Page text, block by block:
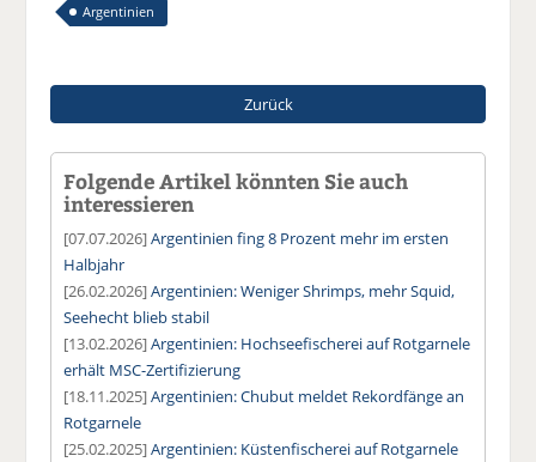
Argentinien
Zurück
Folgende Artikel könnten Sie auch
interessieren
[07.07.2026]Argentinien fing 8 Prozent mehr im ersten
Halbjahr
[26.02.2026]Argentinien: Weniger Shrimps, mehr Squid,
Seehecht blieb stabil
[13.02.2026]Argentinien: Hochseefischerei auf Rotgarnele
erhält MSC-Zertifizierung
[18.11.2025]Argentinien: Chubut meldet Rekordfänge an
Rotgarnele
[25.02.2025]Argentinien: Küstenfischerei auf Rotgarnele